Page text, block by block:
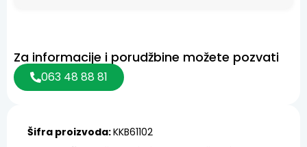
Šifra proizvoda:KKB61102
Za informacije i porudžbine možete pozvati
063 48 88 81